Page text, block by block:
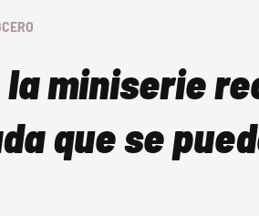
miniserie
que se